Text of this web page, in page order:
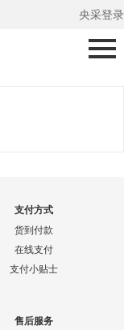
央采登录
支付方式
货到付款
在线支付
支付小贴士
售后服务